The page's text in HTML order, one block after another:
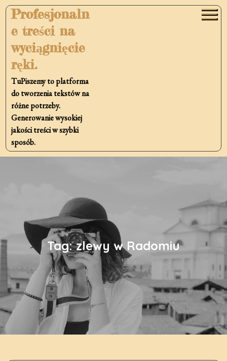
Skip
content
Profesjonaln
e treści na
wyciągnięcie
ręki.
TuPiszemy to platforma
do tworzenia tekstów na
różne potrzeby.
Generowanie wysokiej
jakości treści w szybki
sposób.
Tag:zlewy w Radomiu